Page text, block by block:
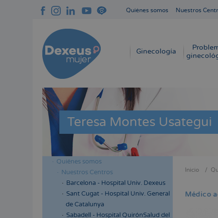
Quiénes somos Nuestros
Navegación
Ginecología
Teresa Montes Usategui
Menú
lateral
cabecera
Quiénes somos
Nuestros Centros
Barcelona - Hospital Univ. Dexeus
Sant Cugat - Hospital Univ. General
de Catalunya
Sabadell - Hospital QuirónSalud del
Inicio
Médico